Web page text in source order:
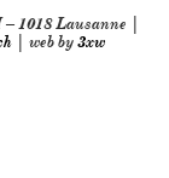
1018 Lausanne |
| web by3xw